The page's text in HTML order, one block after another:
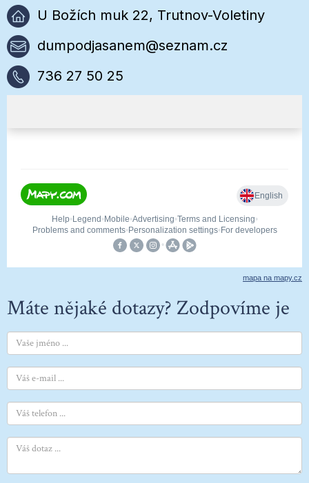
U Božích muk 22, Trutnov-Voletiny
dumpodjasanem@seznam.cz
736 27 50 25
mapa na mapy.cz
Máte nějaké dotazy? Zodpovíme je